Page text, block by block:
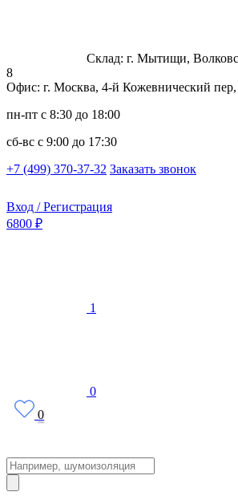
Склад: г. Мытищи,
8
Офис: г. Москва, 4-й Кожевнический пер,
пн-пт с 8:30 до 18:00
сб-вс с 9:00 до 17:30
+7 (499) 370-37-32 Заказать звонок
Вход / Регистрация
6800 ₽
1
0
0
Поиск
товаров